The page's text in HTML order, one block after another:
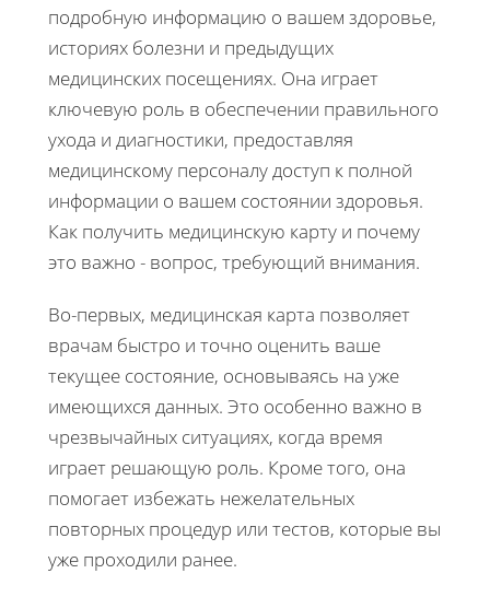
подробную информацию о вашем здоровье,
историях болезни и предыдущих
медицинских посещениях. Она играет
ключевую роль в обеспечении правильного
ухода и диагностики, предоставляя
медицинскому персоналу доступ к полной
информации о вашем состоянии здоровья.
Как получить медицинскую карту и почему
это важно - вопрос, требующий внимания.
Во-первых, медицинская карта позволяет
врачам быстро и точно оценить ваше
текущее состояние, основываясь на уже
имеющихся данных. Это особенно важно в
чрезвычайных ситуациях, когда время
играет решающую роль. Кроме того, она
помогает избежать нежелательных
повторных процедур или тестов, которые вы
уже проходили ранее.